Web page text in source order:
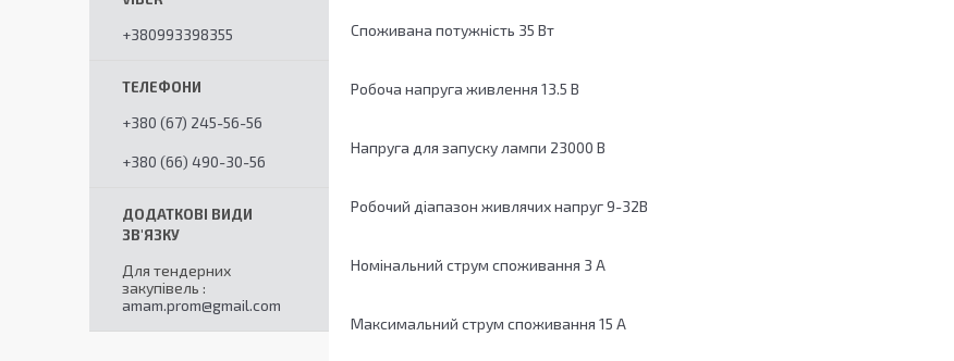
Споживана потужність 35 Вт
Робоча напруга живлення 13.5 В
Напруга для запуску лампи 23000 В
Робочий діапазон живлячих напруг 9-32В
Номінальний струм споживання 3 А
Максимальний струм споживання 15 А
+380993398355
+380 (67) 245-56-56
+380 (66) 490-30-56
Для тендерних
закупівель
amam.prom@gmail.com